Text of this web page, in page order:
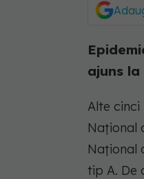
ajuns la
Alte
Naţional
Naţional
tip A. De